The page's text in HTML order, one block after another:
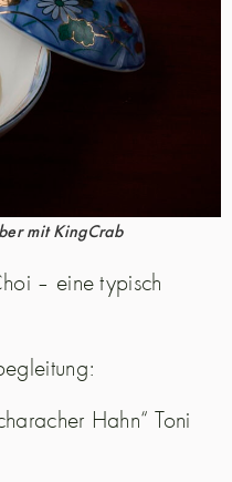
mit KingCrab
– eine typisch
Hahn“ Toni